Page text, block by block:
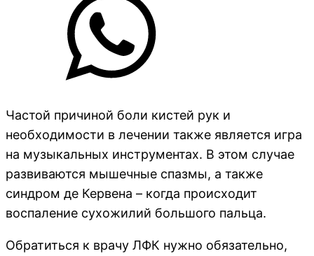
Частой причиной боли кистей рук и
необходимости в лечении также является игра
на музыкальных инструментах. В этом случае
развиваются мышечные спазмы, а также
синдром де Кервена – когда происходит
воспаление сухожилий большого пальца.
Обратиться к врачу ЛФК нужно обязательно,